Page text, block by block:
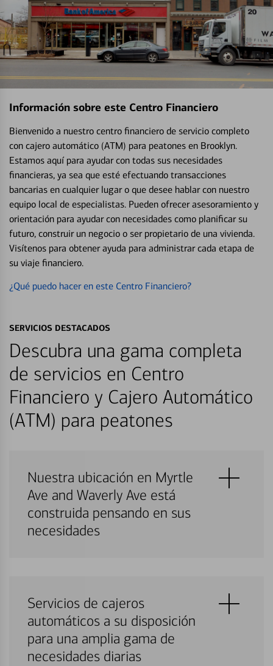
Información sobre este Centro Financiero
Bienvenido a nuestro centro financiero de servicio completo
con cajero automático (ATM) para peatones en Brooklyn.
Estamos aquí para ayudar con todas sus necesidades
financieras, ya sea que esté efectuando transacciones
bancarias en cualquier lugar o que desee hablar con nuestro
equipo local de especialistas. Pueden ofrecer asesoramiento y
orientación para ayudar con necesidades como planificar su
futuro, construir un negocio o ser propietario de una vivienda.
Visítenos para obtener ayuda para administrar cada etapa de
su viaje financiero.
¿Qué puedo hacer en este Centro Financiero?
SERVICIOS DESTACADOS
Descubra una gama completa
de servicios en Centro
Financiero y Cajero Automático
(ATM) para peatones
Nuestra ubicación en Myrtle
Ave and Waverly Ave está
construida pensando en sus
necesidades
Servicios de cajeros
automáticos a su disposición
para una amplia gama de
necesidades diarias